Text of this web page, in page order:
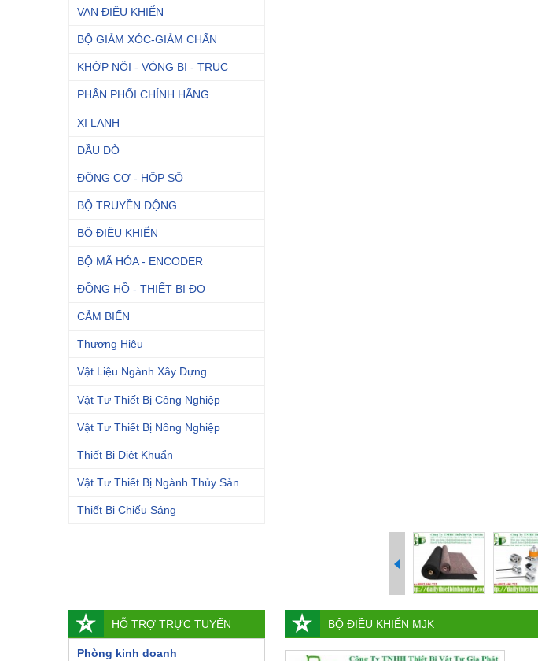
VAN ĐIỀU KHIỂN
BỘ GIẢM XÓC-GIẢM CHẤN
KHỚP NỐI - VÒNG BI - TRỤC
PHÂN PHỐI CHÍNH HÃNG
XI LANH
ĐẦU DÒ
ĐỘNG CƠ - HỘP SỐ
BỘ TRUYỀN ĐỘNG
BỘ ĐIỀU KHIỂN
BỘ MÃ HÓA - ENCODER
ĐỒNG HỒ - THIẾT BỊ ĐO
CẢM BIẾN
Thương Hiệu
Vật Liệu Ngành Xây Dựng
Vật Tư Thiết Bị Công Nghiệp
Vật Tư Thiết Bị Nông Nghiệp
Thiết Bị Diệt Khuẩn
Vật Tư Thiết Bị Ngành Thủy Sản
Thiết Bị Chiếu Sáng
HỖ TRỢ TRỰC TUYẾN
Phòng kinh doanh
BỘ ĐIỀU KHIỂN MJK